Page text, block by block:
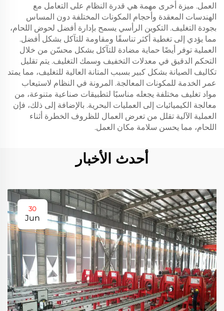
العمل. ميزة أخرى مهمة هي قدرة النظام على التعامل مع
الهندسات المعقدة وأحجام المكونات المختلفة دون المساس
بجودة التغليف. التكوين الرأسي يسمح بإدارة أفضل لحوض اللحام،
مما يؤدي إلى تغطية أكثر تناسقًا ومقاومة للتآكل بشكل أفضل.
العملية توفر أيضًا حماية مضادة للتآكل بشكل محسّن من خلال
التحكم الدقيق في معدلات التخفيف وسمك التغليف. يتم تقليل
تكاليف الصيانة بشكل كبير بسبب المتانة العالية للتغليف، مما يمتد
عمر الخدمة للمكونات المعالجة. المرونة في النظام لاستيعاب
مواد تغليف مختلفة يجعله مناسبًا لتطبيقات صناعية متنوعة، من
معالجة الكيميائيات إلى العمليات البحرية. بالإضافة إلى ذلك، فإن
العملية الآلية تقلل من تعرض العمال للظروف الخطرة أثناء
اللحام، مما يحسن سلامة مكان العمل.
أحدث الأخبار
30
Jun